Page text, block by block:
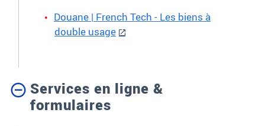
Douane | French Tech - Les biens à
double usage
Services en ligne &
formulaires